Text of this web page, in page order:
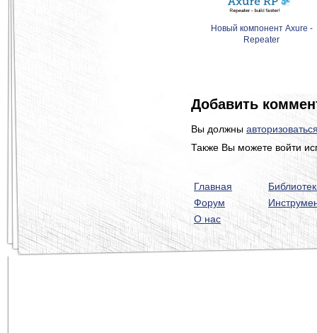
Новый компонент Axure -
Repeater
Добавить
Вы должны
Также Вы можете войти
Главная
Форум
О нас